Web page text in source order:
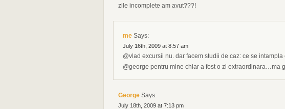
zile incomplete am avut???!
me Says:
July 16th, 2009 at 8:57 am
@vlad excursii nu. dar facem studii de caz: ce se intampla
@george pentru mine chiar a fost o zi extraordinara…ma
George Says:
July 18th, 2009 at 7:13 pm